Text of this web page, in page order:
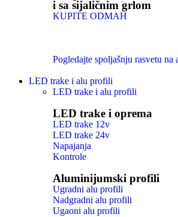
i sa sijaličnim grlom
KUPITE ODMAH
Pogledajte spoljašnju rasvetu na
LED trake i alu profili
LED trake i alu profili
LED trake i oprema
LED trake 12v
LED trake 24v
Napajanja
Kontrole
Aluminijumski profili
Ugradni alu profili
Nadgradni alu profili
Ugaoni alu profili